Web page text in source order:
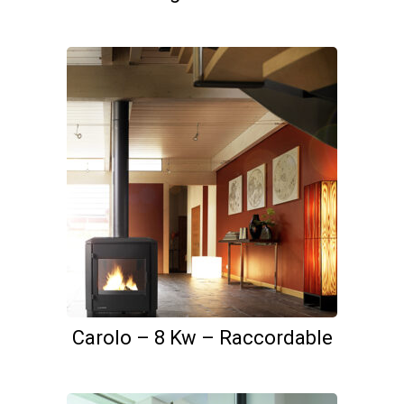
Ce
produit
plusieurs
Carolo – 8 Kw – Raccordable